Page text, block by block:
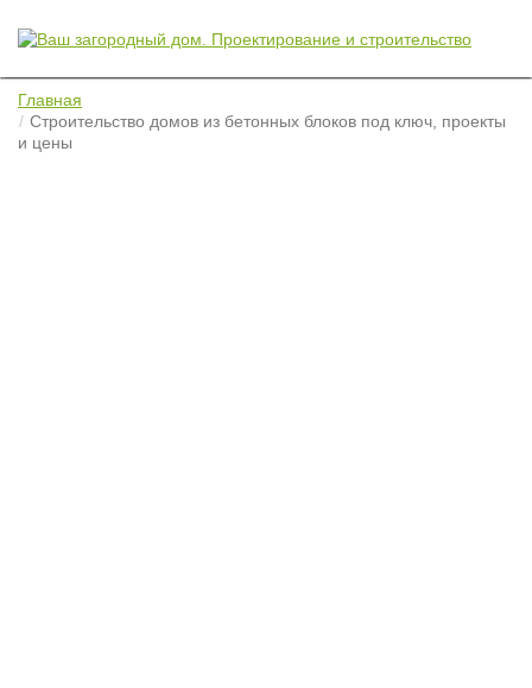
Главная
Строительство домов из бетонных блоков под ключ, проекты
и цены